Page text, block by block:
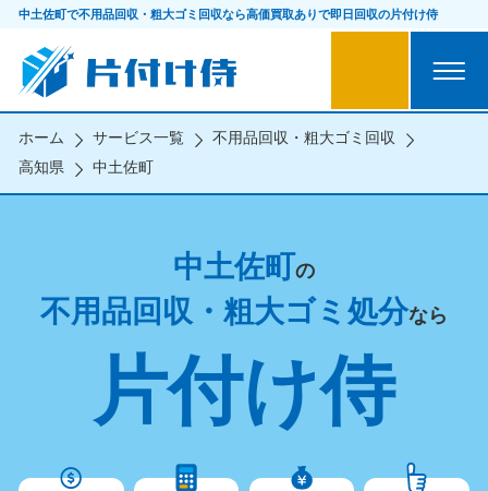
中土佐町で不用品回収・粗大ゴミ回収なら高価買取ありで即日回収の片付け侍
ホーム サービス一覧
不用品回収・粗大ゴミ回収
高知県
中土佐町
中土佐町の
不用品回収・粗大ゴミ処分なら
片付け侍